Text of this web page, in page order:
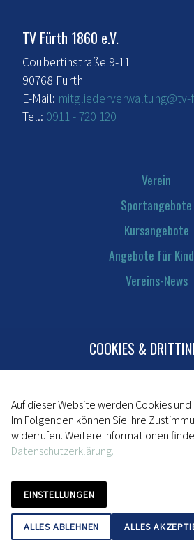
TV Fürth 1860 e.V.
Coubertinstraße 9-11
90768 Fürth
E-Mail: mitgliederverwaltung@tv-
Tel.: 0911 - 720 120
Verein
Sportangebote
Kursangebote
Angebote für
Vereins-News
Kontakt
Mitglied werden
Impressum
Datenschutz
COOKIES &
Auf dieser Website werden Cookies
Im Folgenden können Sie Ihre
widerrufen. Weitere Informationen
Datenschutzerklärung.
EINSTELLUNGEN
ALLES ABLEHNEN ALLES